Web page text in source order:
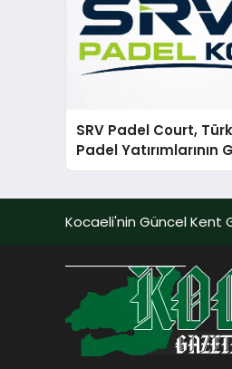
SRV Padel Court,
Padel Yatırımlarının
Markası Olmayı
Kocaeli'nin Güncel Kent